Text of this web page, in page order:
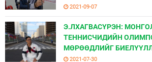
2021-09-07
Э.ЛХАГВАСҮРЭН:
ТЕННИСЧИДИЙН
МӨРӨӨДЛИЙГ
2021-07-30